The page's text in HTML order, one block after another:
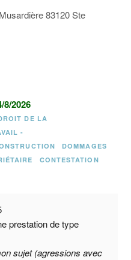
83120 Ste
8/2026
DE LA
-
DOMMAGES
CONTESTATION
prestation de type
sujet (agressions avec